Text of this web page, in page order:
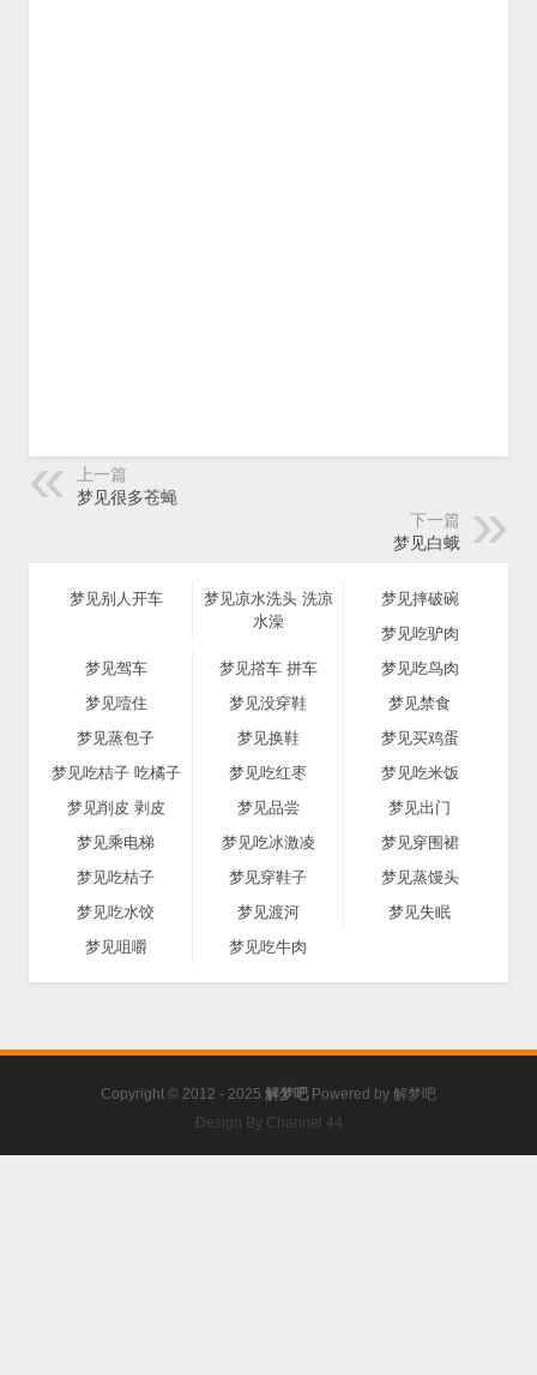
上一篇
梦见很多苍蝇
下一篇
梦见白蛾
梦见别人开车
梦见凉水洗头 洗凉
水澡
梦见摔破碗
梦见吃驴肉
梦见驾车
梦见撘车 拼车
梦见吃鸟肉
梦见噎住
梦见没穿鞋
梦见禁食
梦见蒸包子
梦见换鞋
梦见买鸡蛋
梦见吃桔子 吃橘子
梦见吃红枣
梦见吃米饭
梦见削皮 剥皮
梦见品尝
梦见出门
梦见乘电梯
梦见吃冰激凌
梦见穿围裙
梦见吃桔子
梦见穿鞋子
梦见蒸馒头
梦见吃水饺
梦见渡河
梦见失眠
梦见咀嚼
梦见吃牛肉
Copyright © 2012 - 2025 解梦吧 Powered by 解梦吧
Design By Channel 44